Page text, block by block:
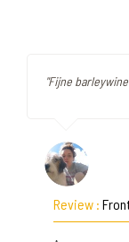
"Fijne
Review :